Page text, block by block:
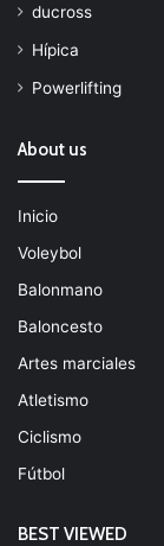
ducross
Hípica
Powerlifting
About us
Inicio
Voleybol
Balonmano
Baloncesto
Artes marciales
Atletismo
Ciclismo
Fútbol
BEST VIEWED